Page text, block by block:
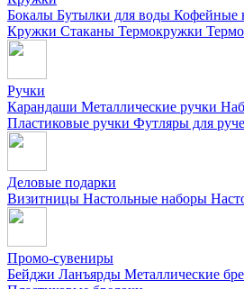
Бокалы Бутылки для воды Кофейные
Кружки Стаканы Термокружки
Ручки
Карандаши Металлические ручки
Пластиковые ручки Футляры для
Деловые подарки
Визитницы Настольные наборы
Промо-сувениры
Бейджи Ланъярды Металлические